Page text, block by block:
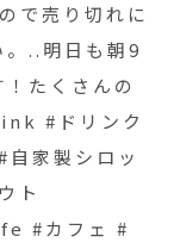
で売り切れに
..明日も朝9
たくさんの
#ドリンク
家製シロッ
ト
#カフェ #